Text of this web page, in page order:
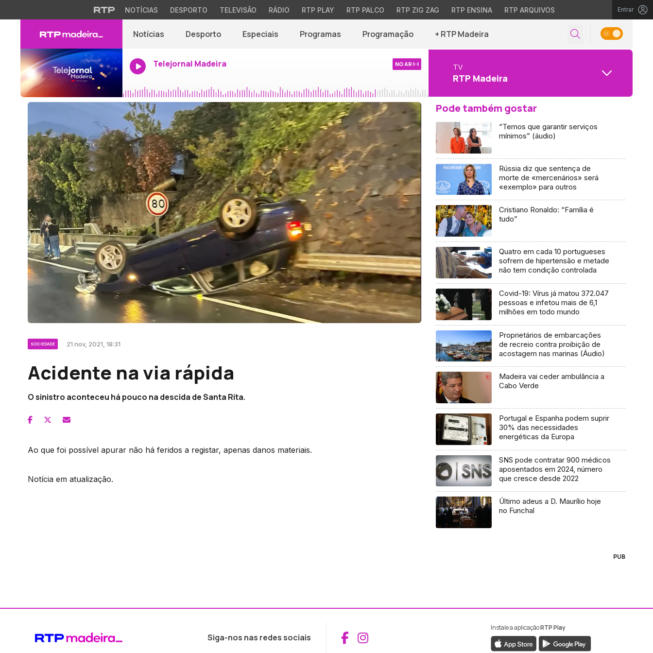
NOTÍCIAS DESPORTO TELEVISÃO RÁDIO RTP PLAY RTP PALCO RTP ZIG ZAG RTP ENSINA RTP ARQUIVOS Entrar
Notícias Desporto Especiais Programas Programação + RTP Madeira
Telejornal Madeira NO AR TV
RTP Madeira
SOCIEDADE 21 nov, 2021, 18:31
Acidente na via rápida
O sinistro aconteceu há pouco na descida de Santa Rita.
Ao que foi possível apurar não há feridos a registar, apenas danos materiais.
Notícia em atualização.
Pode também gostar
“Temos que garantir serviços
mínimos” (áudio)
Rússia diz que sentença de
morte de «mercenários» será
«exemplo» para outros
Cristiano Ronaldo: “Família é
tudo”
Quatro em cada 10 portugueses
sofrem de hipertensão e metade
não tem condição controlada
Covid-19: Vírus já matou 372.047
pessoas e infetou mais de 6,1
milhões em todo mundo
Proprietários de embarcações
de recreio contra proibição de
acostagem nas marinas (Áudio)
Madeira vai ceder ambulância a
Cabo Verde
Portugal e Espanha podem suprir
30% das necessidades
energéticas da Europa
SNS pode contratar 900 médicos
aposentados em 2024, número
que cresce desde 2022
Último adeus a D. Maurílio hoje
no Funchal
PUB
Siga-nos nas redes sociais Aceder ao Facebook da RTP Madeira
Aceder ao Instagram da RTP Madeira
Instale a aplicaçãoRTP Play